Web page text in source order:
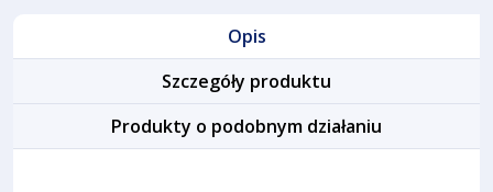
Opis
Szczegóły produktu
Produkty o podobnym działaniu